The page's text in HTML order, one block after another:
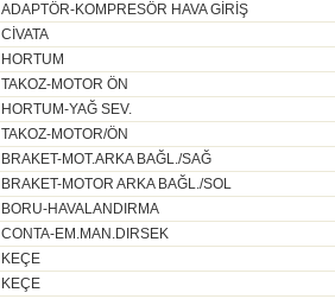
ADAPTÖR-KOMPRESÖR HAVA GİRİŞ
CİVATA
HORTUM
TAKOZ-MOTOR ÖN
HORTUM-YAĞ SEV.
TAKOZ-MOTOR/ÖN
BRAKET-MOT.ARKA BAĞL./SAĞ
BRAKET-MOTOR ARKA BAĞL./SOL
BORU-HAVALANDIRMA
CONTA-EM.MAN.DIRSEK
KEÇE
KEÇE